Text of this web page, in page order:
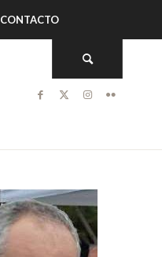
CONTACTO